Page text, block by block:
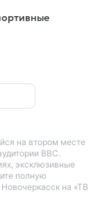
на втором месте
BBC.
эксклюзивные
полную
на «ТВ